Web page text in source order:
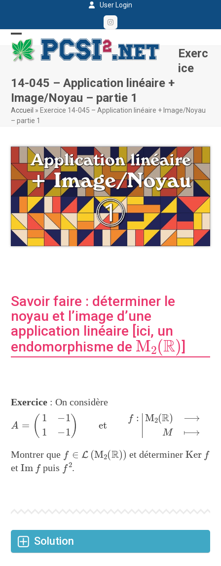
User Login
Instagram
Open
mobile
menu
Close
mobile
menu
Exerc
ice
14-045 – Application linéaire +
Image/Noyau – partie 1
Accueil » Exercice 14-045 – Application linéaire + Image/Noyau
– partie 1
Savoir faire : déterminer le
noyau et l’image d’une
application linéaire [ici, un
endomorphisme de
M2(R)
Exercice : On considère
1 − 1)et ⟶M 2( R )M⟼ M
Montrer que f∈ (M2 ( R)) et déterminer Ker
etImf puis f2.
Solution